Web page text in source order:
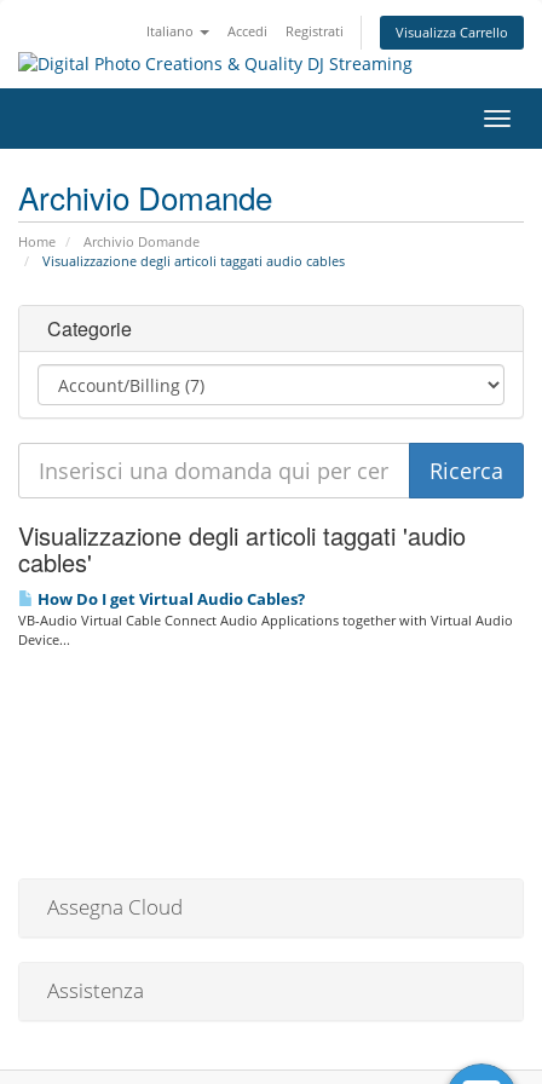
Italiano Accedi Registrati Visualizza Carrello
Archivio Domande
Home
Archivio Domande
Visualizzazione degli articoli taggati audio cables
Categorie
Visualizzazione degli articoli taggati 'audio
cables'
How Do I get Virtual Audio Cables?
VB-Audio Virtual Cable Connect Audio Applications together with Virtual Audio
Device...
Assegna Cloud
Assistenza